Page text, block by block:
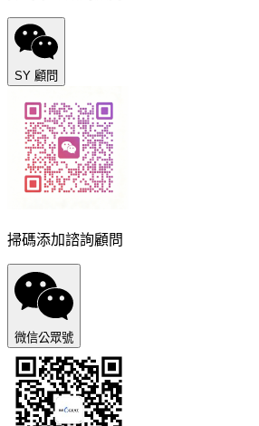
SY 顧問
掃碼添加諮詢顧問
微信公眾號